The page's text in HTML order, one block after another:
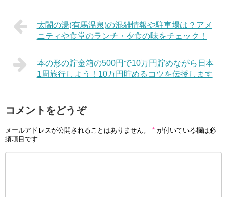
太閤の湯(有馬温泉)の混雑情報や駐車場は？アメ
ニティや食堂のランチ・夕食の味をチェック！
本の形の貯金箱の500円で10万円貯めながら日本
1周旅行しよう！10万円貯めるコツを伝授します
コメントをどうぞ
メールアドレスが公開されることはありません。 * が付いている欄は必
須項目です